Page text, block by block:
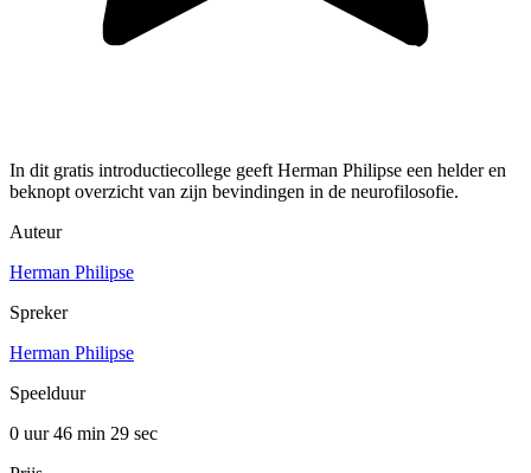
In dit gratis introductiecollege geeft Herman Philipse een helder en
beknopt overzicht van zijn bevindingen in de neurofilosofie.
Auteur
Herman Philipse
Spreker
Herman Philipse
Speelduur
0 uur 46 min 29 sec